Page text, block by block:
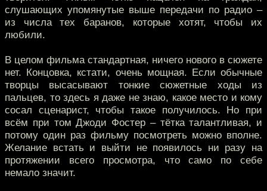
слушающих упомянутые выше передачи по радио –
из числа тех баранов, которые хотят, чтобы их
любили.
В целом фильма стандартная, ничего нового в сюжете
нет. Концовка, кстати, очень мощная. Если обычные
творцы высасывают тонкие сюжетные ходы из
пальцев, то здесь я даже не знаю, какое место и кому
сосал сценарист, чтобы такое получилось. Но при
всём при том Джоди Фостер – тётка талантливая, и
потому один раз фильму посмотреть можно вполне.
Желание встать и выйти не появилось ни разу на
протяжении всего просмотра, что само по себе
немало значит.